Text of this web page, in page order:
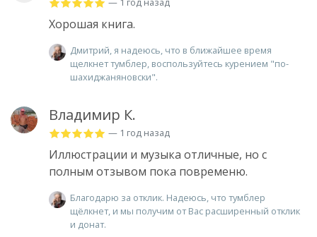
Хорошая книга.
Дмитрий, я надеюсь, что в ближайшее время
щелкнет тумблер, воспользуйтесь курением "по-
шахиджаняновски".
Владимир К.
— 1 год назад
Иллюстрации и музыка отличные, но с
полным отзывом пока повременю.
Благодарю за отклик. Надеюсь, что тумблер
щёлкнет, и мы получим от Вас расширенный отклик
и донат.